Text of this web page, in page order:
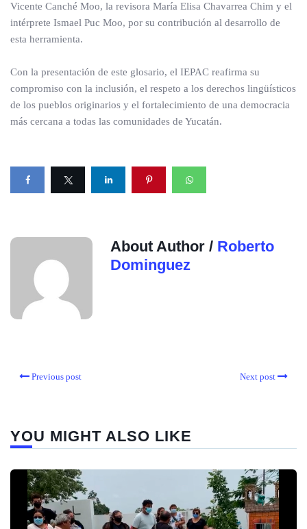
Vicente Canché Moo, la revisora María Elisa Chavarrea Chim y el
intérprete Ismael Puc Moo, por su contribución al desarrollo de
esta herramienta.
Con la presentación de este glosario, el IEPAC reafirma su
compromiso con la inclusión, el respeto a los derechos lingüísticos
de los pueblos originarios y el fortalecimiento de una democracia
más cercana a todas las comunidades de Yucatán.
About Author / Roberto
Dominguez
Previous post Next post
YOU MIGHT ALSO LIKE